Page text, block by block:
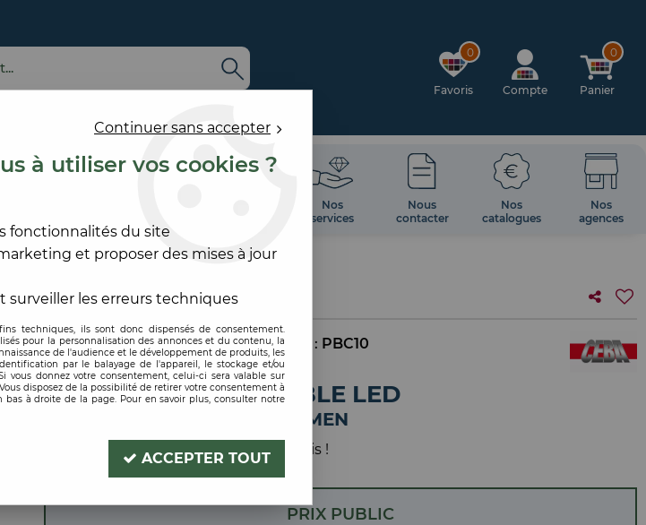
0
Favoris Compte
0
Panier
Nos
services
Nous
contacter
Nos
catalogues
Nos
agences
>PROJECTEUR PORTABLE LED
CEBA
Code produit : 208424 | Réf. interne : PBC10
PROJECTEUR PORTABLE LED
10W SUR BATTERIE 1000 LUMEN
Soyez le premier à donner votre avis !
PRIX PUBLIC
Continuer sans accepter
à utiliser vos cookies ?
fonctionnalités du site
et proposer des mises à jour
les erreurs techniques
techniques, ils sont donc dispensés de consentement.
pour la personnalisation des annonces et du contenu, la
de l'audience et le développement de produits, les
par le balayage de l'appareil, le stockage et/ou
vous donnez votre consentement, celui-ci sera valable sur
disposez de la possibilité de retirer votre consentement à
à droite de la page. Pour en savoir plus, consulter notre
ACCEPTER TOUT